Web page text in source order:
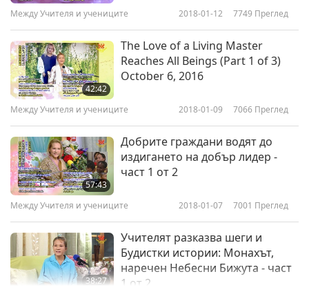
Между Учителя и учениците 2018-01-12 7749 Преглед
42:42
The Love of a Living Master
Reaches All Beings (Part 1 of 3)
October 6, 2016
Между Учителя и учениците 2018-01-09 7066 Преглед
57:43
Добрите граждани водят до
издигането на добър лидер -
част 1 от 2
Между Учителя и учениците 2018-01-07 7001 Преглед
38:27
Учителят разказва шеги и
Будистки истории: Монахът,
наречен Небесни Бижута - част
1 от 2